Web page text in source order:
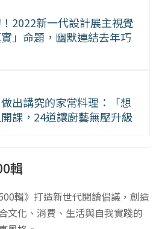
2022新一代設計展主視覺
」命題，幽默連結去年巧
出講究的家常料理：「想
課，24道讓廚藝無壓升級
輯
500輯》打造新世代閱讀倡議，創造
文化、消費、生活與自我實踐的